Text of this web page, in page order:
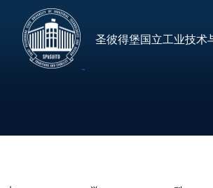
圣彼得堡国立工业技术